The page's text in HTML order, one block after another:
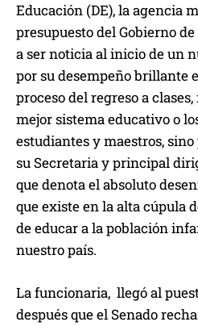
Educación (DE), la agencia
presupuesto del Gobierno
a ser noticia al inicio de un
por su desempeño brillante
proceso del regreso a
mejor sistema educativo o
estudiantes y maestros,
su Secretaria y principal
que denota el absoluto
que existe en la alta cúpula
de educar a la población
nuestro país.
La funcionaria, llegó al
después que el Senado